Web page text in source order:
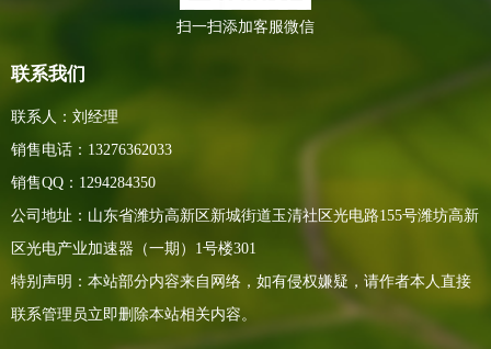
扫一扫添加客服微信
联系我们
联系人：刘经理
销售电话：13276362033
销售QQ：1294284350
公司地址：山东省潍坊高新区新城街道玉清社区光电路155号潍坊高新
区光电产业加速器（一期）1号楼301
特别声明：本站部分内容来自网络，如有侵权嫌疑，请作者本人直接
联系管理员立即删除本站相关内容。